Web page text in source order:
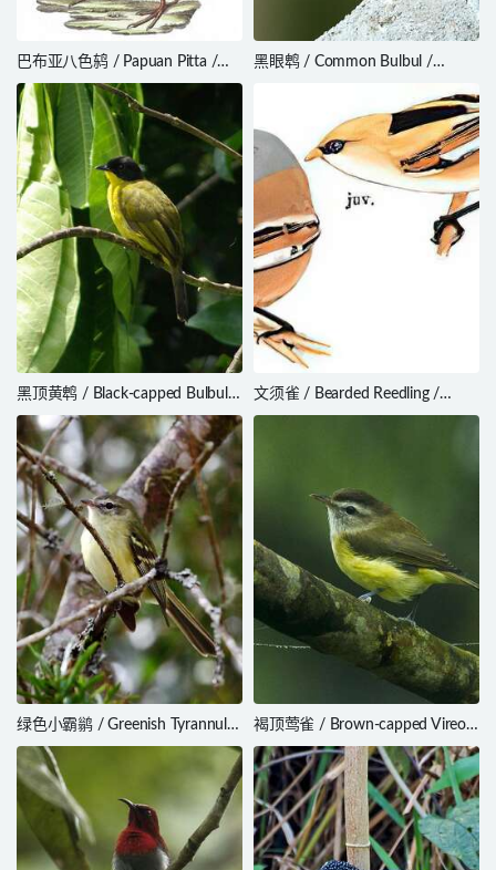
巴布亚八色鸫 / Papuan Pitta /
Erythropitta macklotii
黑眼鹎 / Common Bulbul /
黑顶黄鹎 / Black-capped Bulbul /
Rubigula melanicterus
文须雀 / Bearded Reedling /
Panurus biarmicus
绿色小霸鹟 / Greenish Tyrannulet
/ Phyllomyias virescens
褐顶莺雀 / Brown-capped Vireo /
Vireo leucophrys